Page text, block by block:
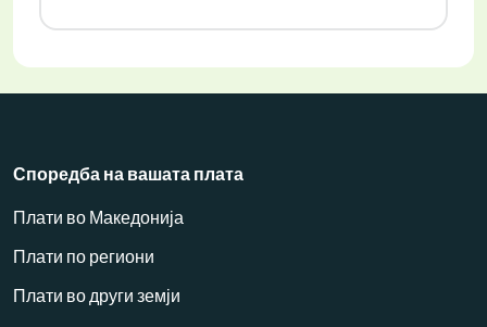
Споредба на вашата плата
Плати во Македонија
Плати по региони
Плати во други земји